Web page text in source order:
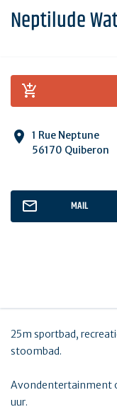
Neptilude
1 Rue Neptune
56170 Quiberon
MAIL
25m sportbad,
stoombad.
Avondentertainment
uur.